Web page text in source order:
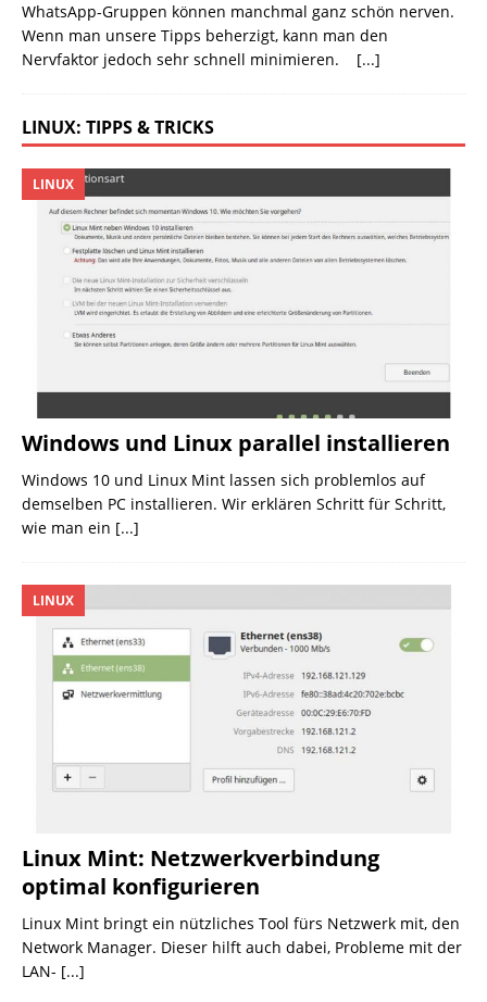
WhatsApp-Gruppen können manchmal ganz schön nerven.
Wenn man unsere Tipps beherzigt, kann man den
Nervfaktor jedoch sehr schnell minimieren. [...]
LINUX: TIPPS & TRICKS
Windows und Linux parallel installieren
LINUX
Windows 10 und Linux Mint lassen sich problemlos auf
demselben PC installieren. Wir erklären Schritt für Schritt,
wie man ein [...]
Linux Mint: Netzwerkverbindung
optimal konfigurieren
LINUX
Linux Mint bringt ein nützliches Tool fürs Netzwerk mit, den
Network Manager. Dieser hilft auch dabei, Probleme mit der
LAN- [...]